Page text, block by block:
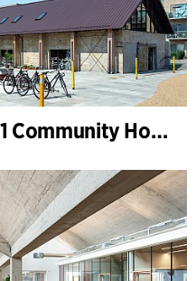
Dalum Paper Mill, PM1 Community House